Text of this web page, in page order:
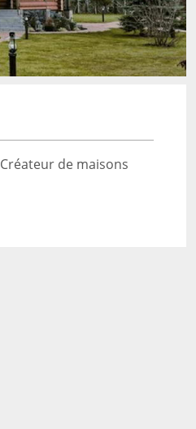
Créateur de maisons